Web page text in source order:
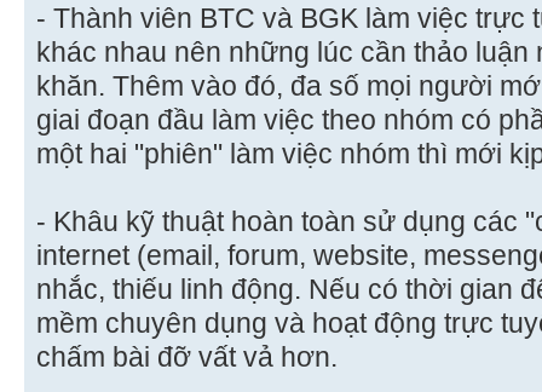
- Thành viên BTC và BGK làm việc trực
khác nhau nên những lúc cần thảo luận
khăn. Thêm vào đó, đa số mọi người
giai đoạn đầu làm việc theo nhóm có
một hai "phiên" làm việc nhóm thì mới
- Khâu kỹ thuật hoàn toàn sử dụng các
internet (email, forum, website,
nhắc, thiếu linh động. Nếu có thời gian
mềm chuyên dụng và hoạt động trực
chấm bài đỡ vất vả hơn.